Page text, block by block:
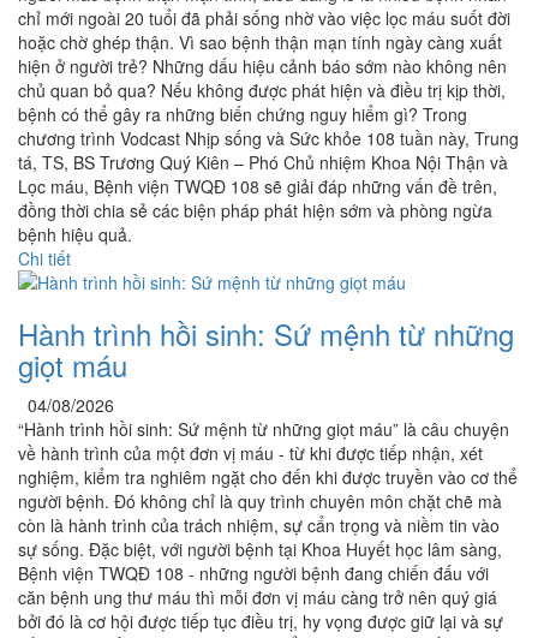
chỉ mới ngoài 20 tuổi đã phải sống nhờ vào việc lọc máu suốt đời
hoặc chờ ghép thận. Vì sao bệnh thận mạn tính ngày càng xuất
hiện ở người trẻ? Những dấu hiệu cảnh báo sớm nào không nên
chủ quan bỏ qua? Nếu không được phát hiện và điều trị kịp thời,
bệnh có thể gây ra những biến chứng nguy hiểm gì? Trong
chương trình Vodcast Nhịp sống và Sức khỏe 108 tuần này, Trung
tá, TS, BS Trương Quý Kiên – Phó Chủ nhiệm Khoa Nội Thận và
Lọc máu, Bệnh viện TWQĐ 108 sẽ giải đáp những vấn đề trên,
đồng thời chia sẻ các biện pháp phát hiện sớm và phòng ngừa
bệnh hiệu quả.
Chi tiết
Hành trình hồi sinh: Sứ mệnh từ những
giọt máu
04/08/2026
“Hành trình hồi sinh: Sứ mệnh từ những giọt máu” là câu chuyện
về hành trình của một đơn vị máu - từ khi được tiếp nhận, xét
nghiệm, kiểm tra nghiêm ngặt cho đến khi được truyền vào cơ thể
người bệnh. Đó không chỉ là quy trình chuyên môn chặt chẽ mà
còn là hành trình của trách nhiệm, sự cẩn trọng và niềm tin vào
sự sống. Đặc biệt, với người bệnh tại Khoa Huyết học lâm sàng,
Bệnh viện TWQĐ 108 - những người bệnh đang chiến đấu với
căn bệnh ung thư máu thì mỗi đơn vị máu càng trở nên quý giá
bởi đó là cơ hội được tiếp tục điều trị, hy vọng được giữ lại và sự